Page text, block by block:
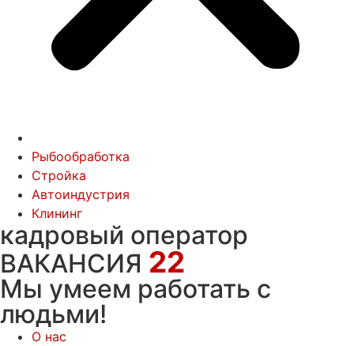
Рыбообработка
Стройка
Автоиндустрия
Клининг
кадровый оператор
ВАКАНСИЯ 22
Мы умеем работать с
людьми!
О нас